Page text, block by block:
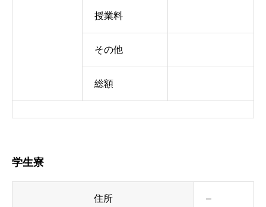
授業料
その他
総額
学生寮
住所 –